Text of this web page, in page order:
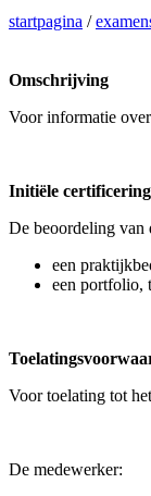
startpagina /
Omschrijving
Voor informatie
Initiële certificering
De beoordeling van
een
een portfolio,
Voor toelating tot
De medewerker: